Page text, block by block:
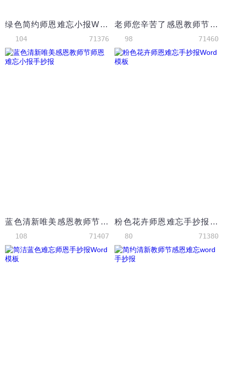
绿色简约师恩难忘小报Word模板
104 71376
老师您辛苦了感恩教师节Word模板
98 71460
蓝色清新唯美感恩教师节师恩难忘小报手抄报
108 71407
粉色花卉师恩难忘手抄报Word模板
80 71380